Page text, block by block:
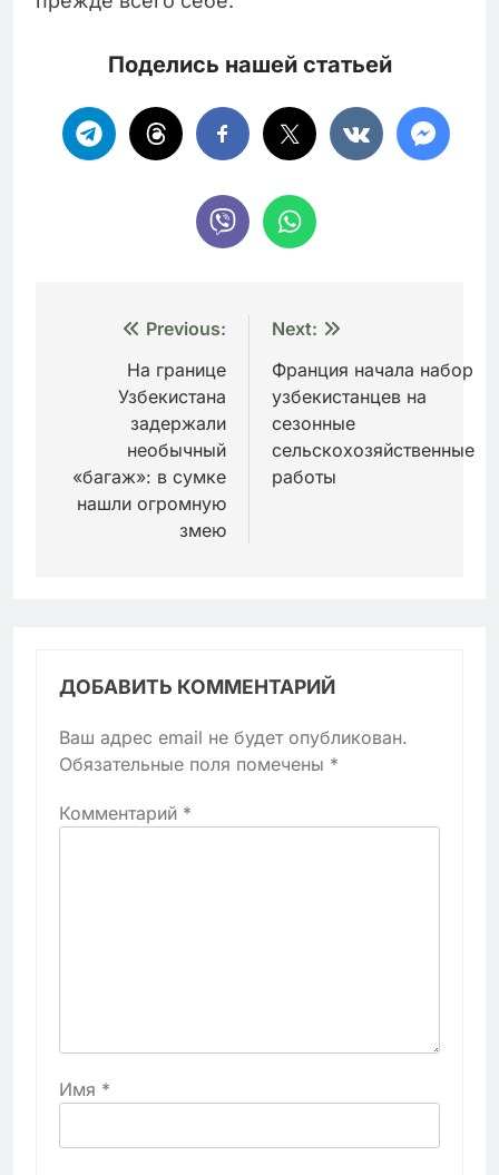
Поделись нашей статьей
Навигация
записям
Previous:
На границе
Узбекистана
задержали
необычный
«багаж»: в сумке
нашли огромную
змею
Next:
Франция начала набор
узбекистанцев на
сезонные
сельскохозяйственные
работы
ДОБАВИТЬ КОММЕНТАРИЙ
Ваш адрес email не будет опубликован.
Обязательные поля помечены *
Комментарий *
Имя *